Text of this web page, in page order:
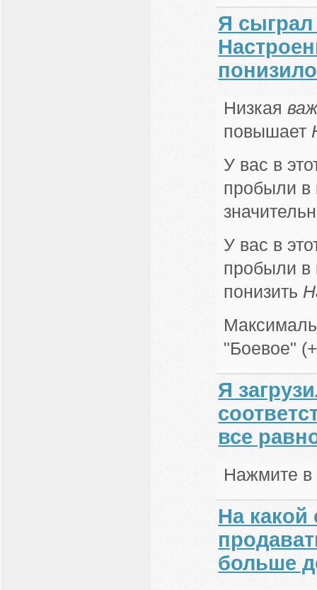
Я сыграл
Низкая
повышает
У вас в
пробыли в
У вас в
пробыли в
понизить
"Боевое"
Я
все
Нажмите в
На какой
больше